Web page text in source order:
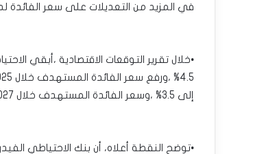
في المزيد من التعديلات على سعر الفائدة
•خلال تقرير التوقعات الاقتصادية ،أبقي
إلى 3.5% ،وسعر الفائدة المستهدف خلال 2027 من 3.0% إلى 3.25%.